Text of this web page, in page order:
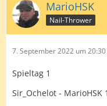
analysieren und
Darts" und
MarioHSK
Nail-Thrower
7. September 2022 um 20:30
Spieltag 1
Sir_Ochelot - MarioHSK